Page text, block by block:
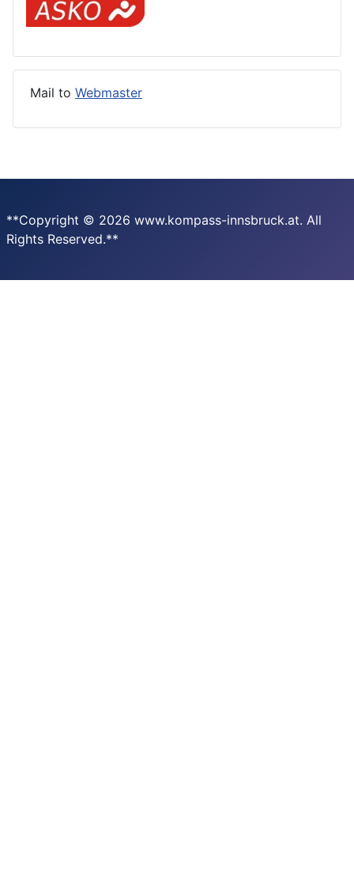
Mail to Webmaster
**Copyright © 2026 www.kompass-innsbruck.at. All
Rights Reserved.**